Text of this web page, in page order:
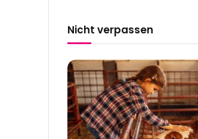
Nicht verpassen